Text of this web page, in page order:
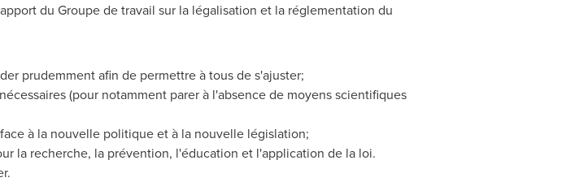
du Groupe de travail sur la légalisation et la réglementation du
prudemment afin de permettre à tous de s'ajuster;
(pour notamment parer à l'absence de moyens scientifiques
à la nouvelle politique et à la nouvelle législation;
la recherche, la prévention, l'éducation et l'application de la loi.